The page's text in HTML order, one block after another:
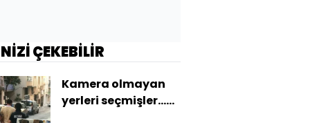
ÇEKEBİLİR
Kamera olmayan
yerleri seçmişler...